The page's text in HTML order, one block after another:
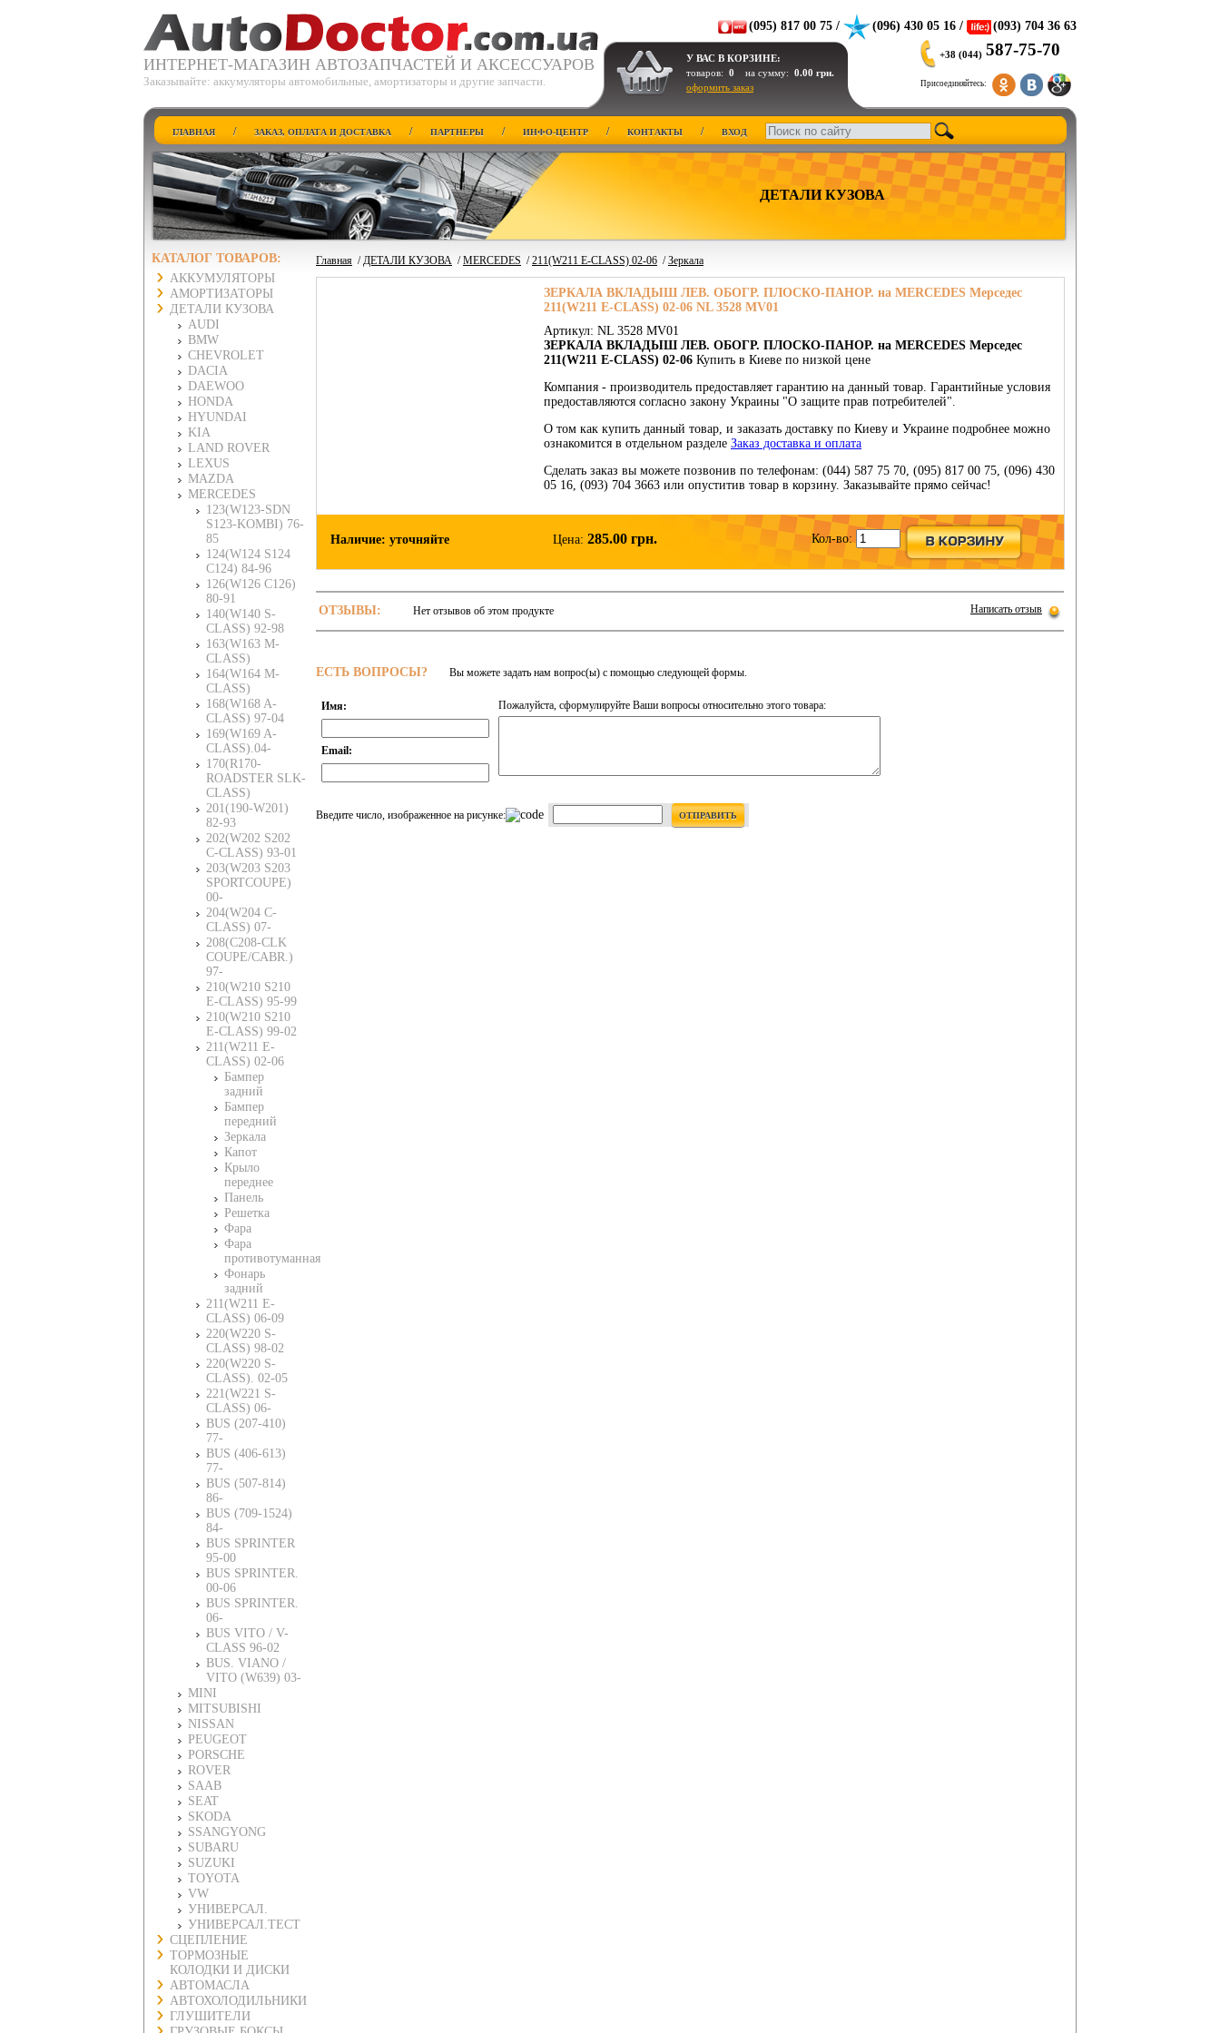
ИНТЕРНЕТ-МАГАЗИН АВТОЗАПЧАСТЕЙ И АКСЕССУАРОВ
Заказывайте: аккумуляторы автомобильные, амортизаторы и другие запчасти.
(095) 817 00 75 / (096) 430 05 16 / (093) 704 36 63
У ВАС В КОРЗИНЕ:
товаров: 0 на сумму: 0.00 грн.
оформить заказ
+38 (044) 587-75-70
Присоединяйтесь:
ГЛАВНАЯ / ЗАКАЗ, ОПЛАТА И ДОСТАВКА / ПАРТНЕРЫ / ИНФО-ЦЕНТР / КОНТАКТЫ / ВХОД
ДЕТАЛИ КУЗОВА
КАТАЛОГ ТОВАРОВ:
АККУМУЛЯТОРЫ
АМОРТИЗАТОРЫ
ДЕТАЛИ КУЗОВА
AUDI
BMW
CHEVROLET
DACIA
DAEWOO
HONDA
HYUNDAI
KIA
LAND ROVER
LEXUS
MAZDA
MERCEDES
123(W123-SDN
S123-KOMBI) 76-
85
124(W124 S124
C124) 84-96
126(W126 C126)
80-91
140(W140 S-
CLASS) 92-98
163(W163 M-
CLASS)
164(W164 M-
CLASS)
168(W168 A-
CLASS) 97-04
169(W169 A-
CLASS).04-
170(R170-
ROADSTER SLK-
CLASS)
201(190-W201)
82-93
202(W202 S202
C-CLASS) 93-01
203(W203 S203
SPORTCOUPE)
00-
204(W204 C-
CLASS) 07-
208(C208-CLK
COUPE/CABR.)
97-
210(W210 S210
E-CLASS) 95-99
210(W210 S210
E-CLASS) 99-02
211(W211 E-
CLASS) 02-06
Бампер
задний
Бампер
передний
Зеркала
Капот
Крыло
переднее
Панель
Решетка
Фара
Фара
противотуманная
Фонарь
задний
211(W211 E-
CLASS) 06-09
220(W220 S-
CLASS) 98-02
220(W220 S-
CLASS). 02-05
221(W221 S-
CLASS) 06-
BUS (207-410)
77-
BUS (406-613)
77-
BUS (507-814)
86-
BUS (709-1524)
84-
BUS SPRINTER
95-00
BUS SPRINTER.
00-06
BUS SPRINTER.
06-
BUS VITO / V-
CLASS 96-02
BUS. VIANO /
VITO (W639) 03-
MINI
MITSUBISHI
NISSAN
PEUGEOT
PORSCHE
ROVER
SAAB
SEAT
SKODA
SSANGYONG
SUBARU
SUZUKI
TOYOTA
VW
УНИВЕРСАЛ.
УНИВЕРСАЛ.ТЕСТ
СЦЕПЛЕНИЕ
ТОРМОЗНЫЕ
КОЛОДКИ И ДИСКИ
АВТОМАСЛА
АВТОХОЛОДИЛЬНИКИ
ГЛУШИТЕЛИ
Главная /ДЕТАЛИ КУЗОВА /MERCEDES /211(W211 E-CLASS) 02-06 /Зеркала
ЗЕРКАЛА ВКЛАДЫШ ЛЕВ. ОБОГР. ПЛОСКО-ПАНОР. на MERCEDES Мерседес
211(W211 E-CLASS) 02-06 NL 3528 MV01
Артикул: NL 3528 MV01
ЗЕРКАЛА ВКЛАДЫШ ЛЕВ. ОБОГР. ПЛОСКО-ПАНОР. на MERCEDES Мерседес
211(W211 E-CLASS) 02-06 Купить в Киеве по низкой цене
Компания - производитель предоставляет гарантию на данный товар. Гарантийные условия
предоставляются согласно закону Украины "О защите прав потребителей".
О том как купить данный товар, и заказать доставку по Киеву и Украине подробнее можно
ознакомится в отдельном разделе Заказ доставка и оплата
Сделать заказ вы можете позвонив по телефонам: (044) 587 75 70, (095) 817 00 75, (096) 430
05 16, (093) 704 3663 или опуститив товар в корзину. Заказывайте прямо сейчас!
Наличие: уточняйте Цена: 285.00 грн. Кол-во:
ОТЗЫВЫ: Нет отзывов об этом продукте Написать отзыв
ЕСТЬ ВОПРОСЫ? Вы можете задать нам вопрос(ы) с помощью следующей формы.
Имя:
Email:
Пожалуйста, сформулируйте Ваши вопросы относительно этого товара:
Введите число, изображенное на рисунке: ОТПРАВИТЬ